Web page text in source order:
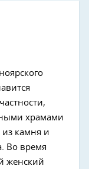
храмами
камня и
Во время
женский